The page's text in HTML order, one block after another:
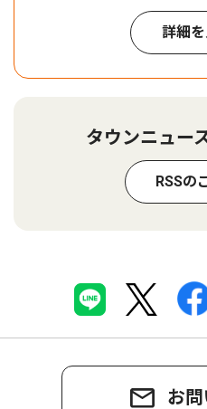
詳細
タウンニュー
RSSの
お